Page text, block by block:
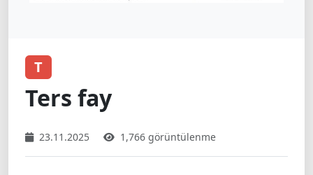
T
Ters fay
23.11.2025 1,766 görüntülenme